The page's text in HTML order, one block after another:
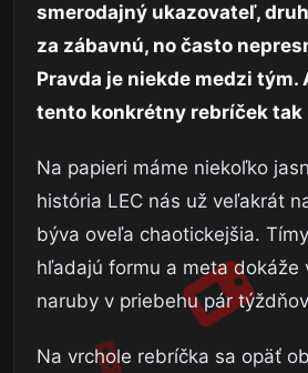
smerodajný ukazovateľ,
za zábavnú, no často
Pravda je niekde medzi tým.
tento konkrétny rebríček tak
Na papieri máme niekoľko
história LEC nás už veľakrát
býva oveľa chaotickejšia.
hľadajú formu a meta dokáže
naruby v priebehu pár
Na vrchole rebríčka sa opäť